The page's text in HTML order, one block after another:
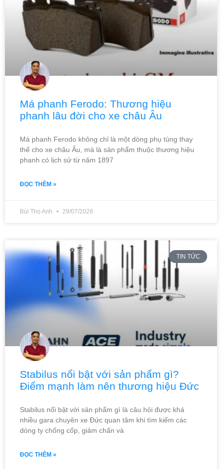
Má phanh Ferodo: Thương hiệu
phanh lâu đời cho xe châu Âu
Má phanh Ferodo không chỉ là một dòng phụ tùng thay
thế cho xe châu Âu, mà là sản phẩm thuộc thương hiệu
phanh có lịch sử từ năm 1897
ĐỌC THÊM »
Bùi Thọ Anh 29/07/2026
TIN TỨC
Stabilus nổi bật với sản phẩm gì?
Điểm mạnh làm nên thương hiệu Đức
Stabilus nổi bật với sản phẩm gì là câu hỏi được khá
nhiều gara chuyên xe Đức quan tâm khi tìm kiếm các
dòng ty chống cốp, giảm chấn và
ĐỌC THÊM »